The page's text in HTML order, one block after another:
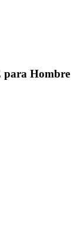
para Hombre